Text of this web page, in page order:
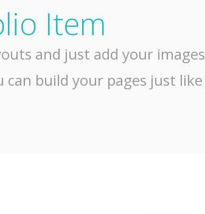
Item
and just add your
build your pages just